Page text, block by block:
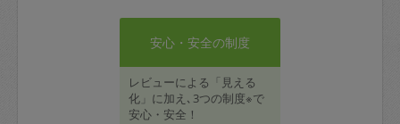
安心・安全の制度
レビューによる「見える
化」に加え､3つの制度※で
安心・安全！